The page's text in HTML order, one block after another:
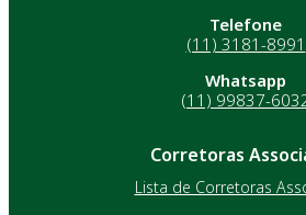
Telefone
(11) 3181-8991
Whatsapp
(11) 99837-
Corretoras
Lista de Corretoras